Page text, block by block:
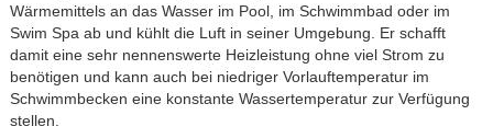
Wärmemittels an das Wasser im Pool, im Schwimmbad oder im
Swim Spa ab und kühlt die Luft in seiner Umgebung. Er schafft
damit eine sehr nennenswerte Heizleistung ohne viel Strom zu
benötigen und kann auch bei niedriger Vorlauftemperatur im
Schwimmbecken eine konstante Wassertemperatur zur Verfügung
stellen.